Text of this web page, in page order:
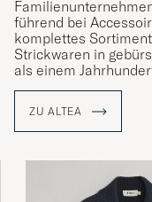
führend bei
komplettes
Strickwaren in
als einem
Bekleidungsindustrie
und Respekt in
ZU ALTEA